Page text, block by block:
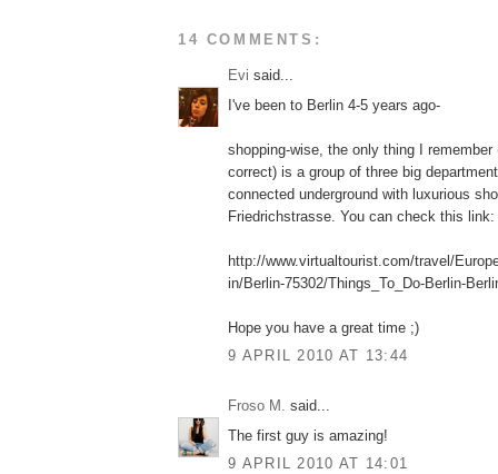
14 COMMENTS:
Εvi said...
I've been to Berlin 4-5 years ago-
shopping-wise, the only thing I remember
correct) is a group of three big
connected underground with luxurious
Friedrichstrasse. You can check this link:
http://www.virtualtourist.com/travel/
in/Berlin-75302/Things_To_Do-Berlin-
Hope you have a great time ;)
9 APRIL 2010 AT 13:44
Froso M. said...
The first guy is amazing!
9 APRIL 2010 AT 14:01